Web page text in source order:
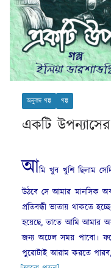
অনুবাদ গল্প গল্প
একটি
আমি খুব খুশি ছিলাম
উঠবে সে আমার মানসিক
প্রতিবন্ধী ভাতায় থাকতে
হয়েছে, তাতে আমি আমার
জন্য অঢেল সময় পাবো।
পুরোটাই আরাম করতে